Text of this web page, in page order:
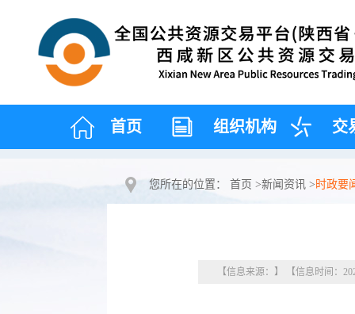
首页 组织机构 交
您所在的位置： 首页 >新闻资讯 > 时政要
【信息来源：】 【信息时间：